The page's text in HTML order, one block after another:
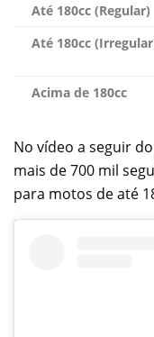
Até 180cc (Regular)
Até 180cc
Acima de 180cc
No vídeo a seguir
mais de 700 mil
para motos de até